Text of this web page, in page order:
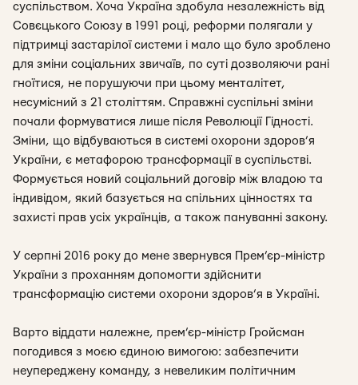
суспільством. Хоча Україна здобула незалежність від
Совєцького Союзу в 1991 році, реформи полягали у
підтримці застарілої системи і мало що було зроблено
для зміни соціальних звичаїв, по суті дозволяючи рані
гноїтися, не порушуючи при цьому менталітет,
несумісний з 21 століттям. Справжні суспільні зміни
почали формуватися лише після Революції Гідності.
Зміни, що відбуваються в системі охорони здоров’я
України, є метафорою трансформації в суспільстві.
Формується новий соціальний договір між владою та
індивідом, який базується на спільних цінностях та
захисті прав усіх українців, а також пануванні закону.
У серпні 2016 року до мене звернувся Прем’єр-міністр
України з проханням допомогти здійснити
трансформацію системи охорони здоров’я в Україні.
Варто віддати належне, прем’єр-міністр Гройсман
погодився з моєю єдиною вимогою: забезпечити
неупереджену команду, з невеликим політичним